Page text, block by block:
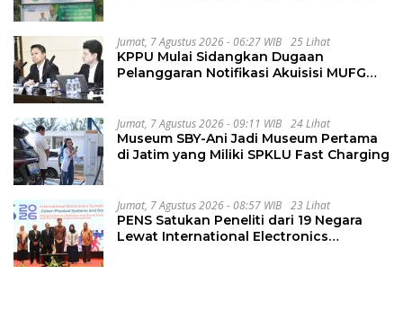
Jumat, 7 Agustus 2026 - 06:27 WIB 25 Lihat
KPPU Mulai Sidangkan Dugaan
Pelanggaran Notifikasi Akuisisi MUFG
Jumat, 7 Agustus 2026 - 09:11 WIB 24 Lihat
Museum SBY-Ani Jadi Museum Pertama
di Jatim yang Miliki SPKLU Fast Charging
Jumat, 7 Agustus 2026 - 08:57 WIB 23 Lihat
PENS Satukan Peneliti dari 19 Negara
Lewat International Electronics